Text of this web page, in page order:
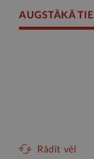
AUGSTĀKĀ
Rādīt vēl